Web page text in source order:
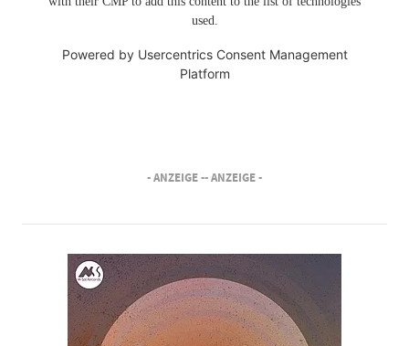
used.
Powered by Usercentrics Consent Management
Platform
- ANZEIGE -- ANZEIGE -